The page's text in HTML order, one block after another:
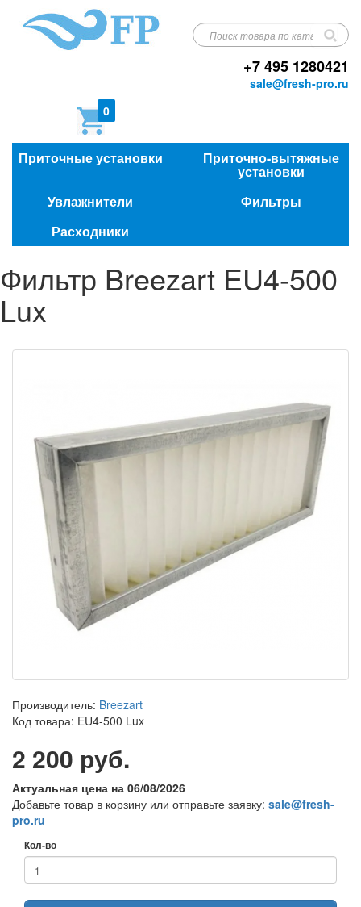
+7 495 1280421
sale@fresh-pro.ru
0
Приточные установки Приточно-вытяжные
установки
Увлажнители
Фильтры
Расходники
Фильтр Breezart EU4-500
Lux
Производитель: Breezart
Код товара: EU4-500 Lux
2 200 руб.
Актуальная цена на 06/08/2026
Добавьте товар в корзину или отправьте заявку: sale@fresh-
pro.ru
Кол-во